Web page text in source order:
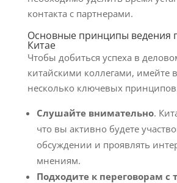
контакта с партнерами.
Основные принципы ведения
Китае
Чтобы добиться успеха в
китайскими коллегами, имейте
несколько ключевых
Слушайте внимательно.
что вы активно будете
обсуждении и проявлять
мнениям.
Подходите к переговорам с